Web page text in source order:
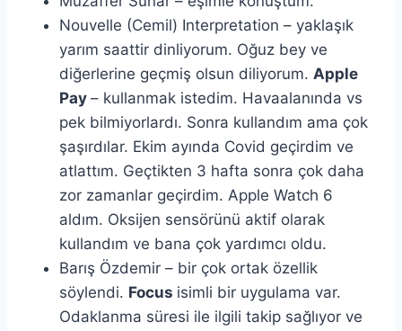
Nouvelle (Cemil) Interpretation – yaklaşık
yarım saattir dinliyorum. Oğuz bey ve
diğerlerine geçmiş olsun diliyorum. Apple
Pay – kullanmak istedim. Havaalanında vs
pek bilmiyorlardı. Sonra kullandım ama çok
şaşırdılar. Ekim ayında Covid geçirdim ve
atlattım. Geçtikten 3 hafta sonra çok daha
zor zamanlar geçirdim. Apple Watch 6
aldım. Oksijen sensörünü aktif olarak
kullandım ve bana çok yardımcı oldu.
Barış Özdemir – bir çok ortak özellik
söylendi. Focus isimli bir uygulama var.
Odaklanma süresi ile ilgili takip sağlıyor ve